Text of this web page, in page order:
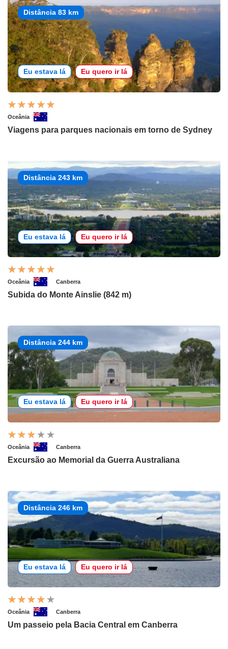
Distância 83 km
Eu estava lá Eu quero ir lá
Oceânia
Viagens para parques nacionais em torno de Sydney
Distância 243 km
Eu estava lá Eu quero ir lá
Oceânia Canberra
Subida do Monte Ainslie (842 m)
Distância 244 km
Eu estava lá Eu quero ir lá
Oceânia Canberra
Excursão ao Memorial da Guerra Australiana
Distância 246 km
Eu estava lá Eu quero ir lá
Oceânia Canberra
Um passeio pela Bacia Central em Canberra